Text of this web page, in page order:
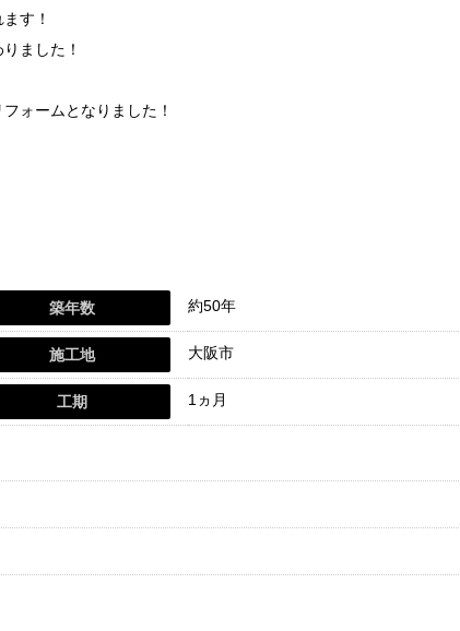
す！
ました！
ォームとなりました！
築年数 約50年
施工地 大阪市
工期 1ヵ月